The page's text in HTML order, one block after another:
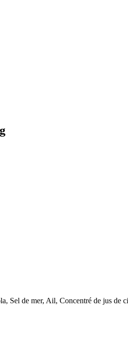
Sel de mer, Ail, Concentré de jus de